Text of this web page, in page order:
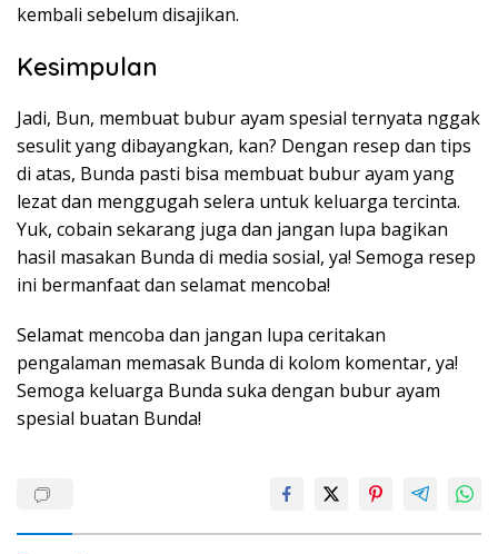
kembali sebelum disajikan.
Kesimpulan
Jadi, Bun, membuat bubur ayam spesial ternyata nggak
sesulit yang dibayangkan, kan? Dengan resep dan tips
di atas, Bunda pasti bisa membuat bubur ayam yang
lezat dan menggugah selera untuk keluarga tercinta.
Yuk, cobain sekarang juga dan jangan lupa bagikan
hasil masakan Bunda di media sosial, ya! Semoga resep
ini bermanfaat dan selamat mencoba!
Selamat mencoba dan jangan lupa ceritakan
pengalaman memasak Bunda di kolom komentar, ya!
Semoga keluarga Bunda suka dengan bubur ayam
spesial buatan Bunda!